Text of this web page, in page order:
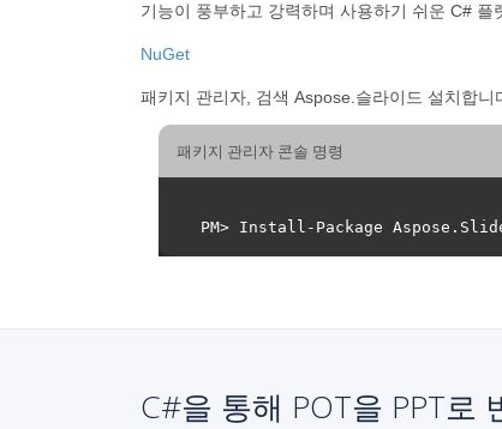
기능이 풍부하고 강력하며 사용하기 쉬운 C#
NuGet
패키지 관리자, 검색 Aspose.슬라이드 설치합
패키지 관리자 콘솔 명령
C#을 통해 POT을 PPT로